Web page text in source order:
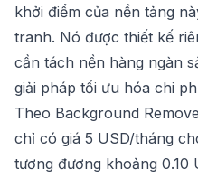
khởi điểm của nền tảng
tranh. Nó được thiết kế
cần tách nền hàng ngàn
giải pháp tối ưu hóa chi
Theo Background
chỉ có giá 5 USD/tháng
tương đương khoảng 0.10